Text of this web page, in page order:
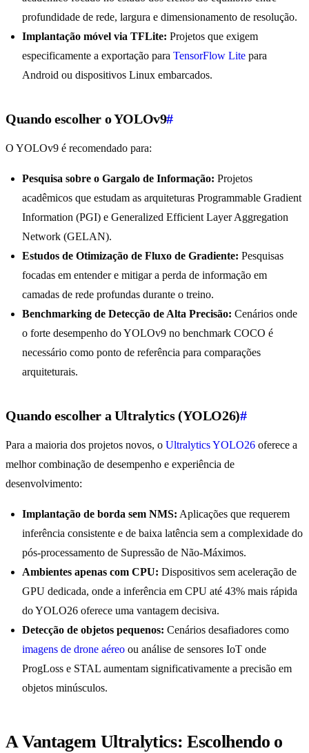
profundidade de rede, largura e dimensionamento de resolução.
Implantação móvel via TFLite: Projetos que exigem
especificamente a exportação para TensorFlow Lite para
Android ou dispositivos Linux embarcados.
Quando escolher o YOLOv9#
O YOLOv9 é recomendado para:
Pesquisa sobre o Gargalo de Informação: Projetos
acadêmicos que estudam as arquiteturas Programmable Gradient
Information (PGI) e Generalized Efficient Layer Aggregation
Network (GELAN).
Estudos de Otimização de Fluxo de Gradiente: Pesquisas
focadas em entender e mitigar a perda de informação em
camadas de rede profundas durante o treino.
Benchmarking de Detecção de Alta Precisão: Cenários onde
o forte desempenho do YOLOv9 no benchmark COCO é
necessário como ponto de referência para comparações
arquiteturais.
Quando escolher a Ultralytics (YOLO26)#
Para a maioria dos projetos novos, o Ultralytics YOLO26 oferece a
melhor combinação de desempenho e experiência de
desenvolvimento:
Implantação de borda sem NMS: Aplicações que requerem
inferência consistente e de baixa latência sem a complexidade do
pós-processamento de Supressão de Não-Máximos.
Ambientes apenas com CPU: Dispositivos sem aceleração de
GPU dedicada, onde a inferência em CPU até 43% mais rápida
do YOLO26 oferece uma vantagem decisiva.
Detecção de objetos pequenos: Cenários desafiadores como
imagens de drone aéreo ou análise de sensores IoT onde
ProgLoss e STAL aumentam significativamente a precisão em
objetos minúsculos.
A Vantagem Ultralytics: Escolhendo o